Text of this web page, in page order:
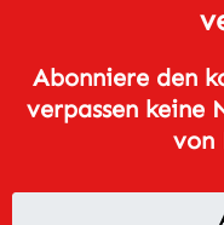
Abonniere den
verpassen keine
von